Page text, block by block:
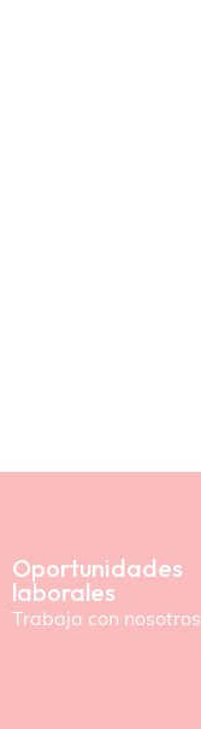
Oportunidades
laborales
Trabaja con nosotros